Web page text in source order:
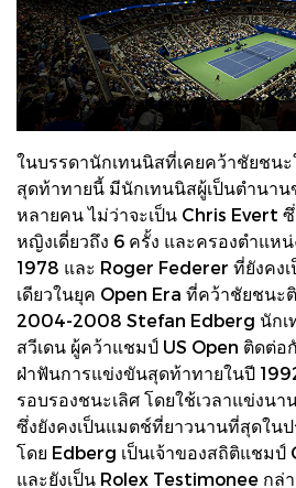
ในบรรดานักเทนนิสที่เคยคว้าชัยชน
สุดท้าทายนี้ มีนักเทนนิสผู้เป็นตำนาน
หลายคน ไม่ว่าจะเป็น Chris Evert
หญิงเดี่ยวถึง 6 ครั้ง และครองตำแห
1978 และ Roger Federer ที่ยังคง
เดียวในยุค Open Era ที่คว้าชัยชนะ
2004-2008 Stefan Edberg นักเ
สวีเดน ผู้คว้าแชมป์ US Open ติดต่อ
ฝ่าฟันการแข่งขันสุดท้าทายในปี
รอบรองชนะเลิศ โดยใช้เวลาแข่งน
ซึ่งยังคงเป็นแมตช์ที่ยาวนานที่สุดใน
โดย Edberg เป็นเจ้าของสถิติแชม
และยังเป็น Rolex Testimonee กล่